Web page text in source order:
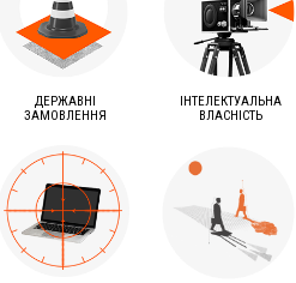
ДЕРЖАВНІ
ЗАМОВЛЕННЯ
ІНТЕЛЕКТУАЛЬНА
ВЛАСНІСТЬ